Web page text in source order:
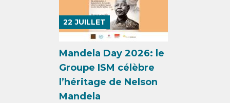
22 JUILLET
Mandela Day 2026: le
Groupe ISM célèbre
l’héritage de Nelson
Mandela